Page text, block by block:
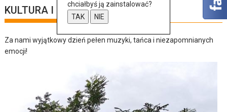
KULTURA I SZTUKA
Za nami wyjątkowy dzień pełen muzyki, tańca i niezapomnianych
emocji!
chciałbyś ją zainstalować?
TAK
NIE